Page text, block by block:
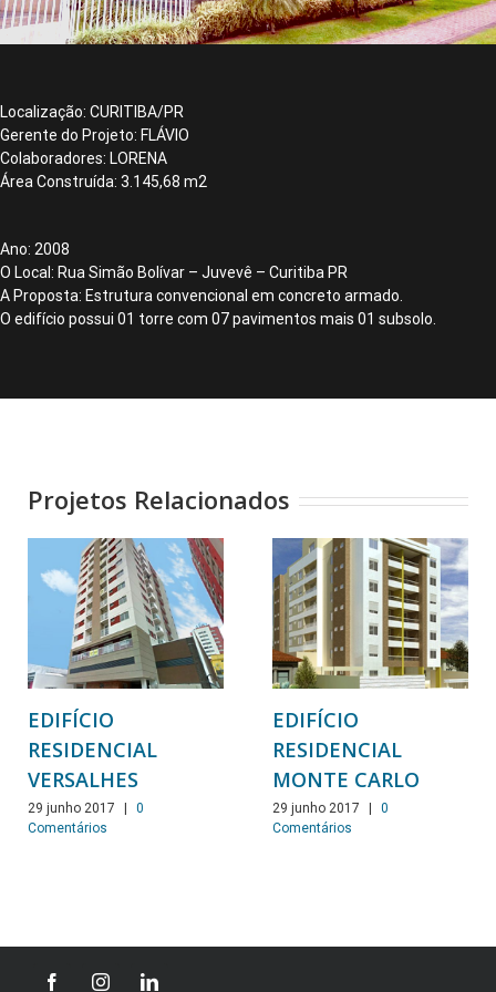
Tese Engenharia -
Localização: CURITIBA/PR
Gerente do Projeto: FLÁVIO
Colaboradores: LORENA
Área Construída: 3.145,68 m2
Ano: 2008
O Local: Rua Simão Bolívar – Juvevê – Curitiba PR
A Proposta: Estrutura convencional em concreto armado.
O edifício possui 01 torre com 07 pavimentos mais 01 subsolo.
Projetos Relacionados
EDIFÍCIO
RESIDENCIAL
VERSALHES
29 junho 2017 |
0
Comentários
EDIFÍCIO
RESIDENCIAL
MONTE CARLO
29 junho 2017 |
0
Comentários